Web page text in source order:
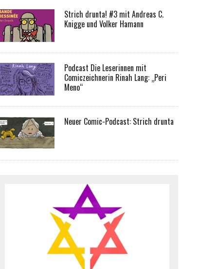
Strich drunta! #3 mit Andreas C.
Knigge und Volker Hamann
Podcast Die Leserinnen mit
Comiczeichnerin Rinah Lang: „Peri
Meno“
Neuer Comic-Podcast: Strich drunta